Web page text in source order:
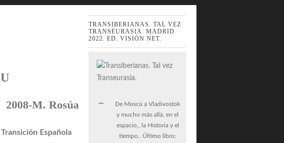
2008-M. Rosúa
Española
TRANSIBERIANAS. TAL VEZ
TRANSEURASIA. MADRID
2022. ED. VISIÓN NET.
De Moscú a Vladivostok
y mucho más allá, en el
espacio,, la Historia y el
tiempo.. Último libro: